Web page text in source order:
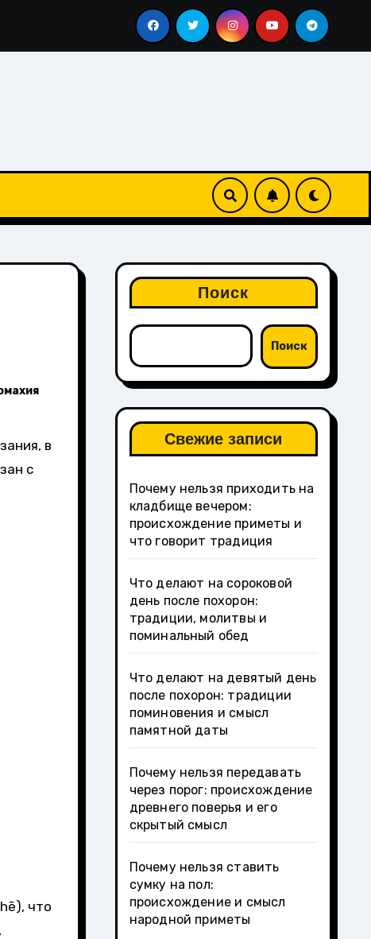
Что делают на сороковой день после
в
с
что
Поиск
Поиск
Свежие записи
Почему нельзя приходить на
кладбище вечером:
происхождение приметы и
что говорит традиция
Что делают на сороковой
день после похорон:
традиции, молитвы и
поминальный обед
Что делают на девятый день
после похорон: традиции
поминовения и смысл
памятной даты
Почему нельзя передавать
через порог: происхождение
древнего поверья и его
скрытый смысл
Почему нельзя ставить
сумку на пол:
происхождение и смысл
народной приметы